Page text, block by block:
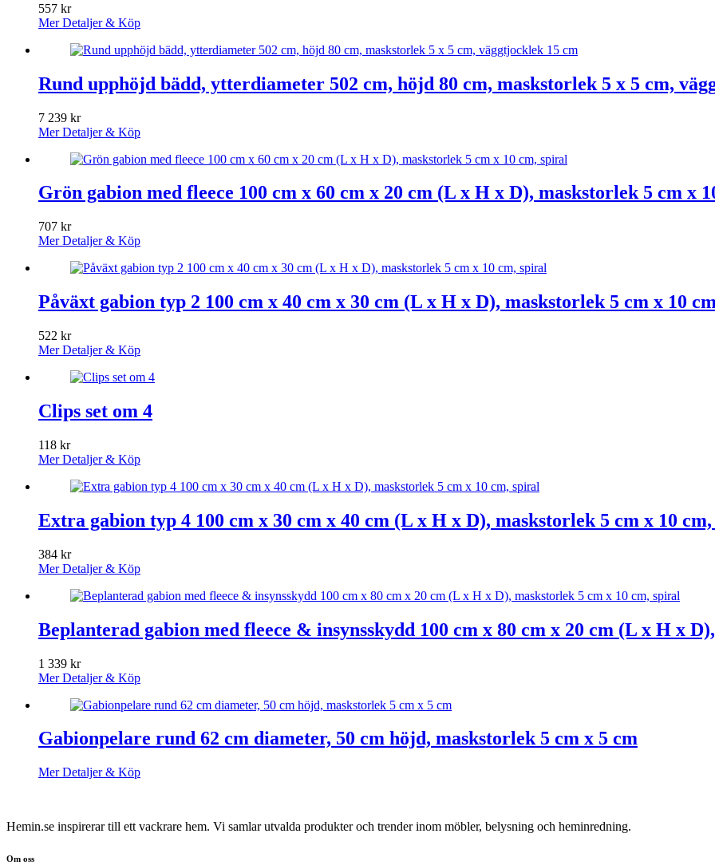
557 kr
Mer Detaljer & Köp
Rund upphöjd bädd, ytterdiameter 502 cm, höjd 80 cm, maskstorlek 5 x 5 cm,
7 239 kr
Mer Detaljer & Köp
Grön gabion med fleece 100 cm x 60 cm x 20 cm (L x H x D), maskstorlek 5 cm x
707 kr
Mer Detaljer & Köp
Påväxt gabion typ 2 100 cm x 40 cm x 30 cm (L x H x D), maskstorlek 5 cm x 10
522 kr
Mer Detaljer & Köp
Clips set om 4
118 kr
Mer Detaljer & Köp
Extra gabion typ 4 100 cm x 30 cm x 40 cm (L x H x D), maskstorlek 5 cm x 10
384 kr
Mer Detaljer & Köp
Beplanterad gabion med fleece & insynsskydd 100 cm x 80 cm x 20 cm (L x H x
1 339 kr
Mer Detaljer & Köp
Gabionpelare rund 62 cm diameter, 50 cm höjd, maskstorlek 5 cm x 5 cm
Mer Detaljer & Köp
Hemin.se inspirerar till ett vackrare hem. Vi samlar utvalda produkter och trender inom möbler, belysning och heminredning.
Om oss